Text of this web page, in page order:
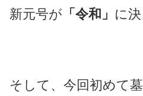
新元号が 「令和」 に
そして、今回初めて